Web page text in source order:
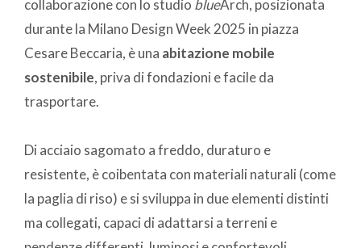
collaborazione con lo studio blueArch, posizionata
durante la Milano Design Week 2025 in piazza
Cesare Beccaria, è una abitazione mobile
sostenibile, priva di fondazioni e facile da
trasportare.
Di acciaio sagomato a freddo, duraturo e
resistente, è coibentata con materiali naturali (come
la paglia di riso) e si sviluppa in due elementi distinti
ma collegati, capaci di adattarsi a terreni e